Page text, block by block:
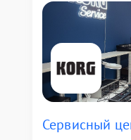
Сервисный